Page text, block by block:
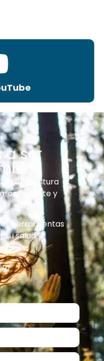
a ser
una cultura
consciente y
herramientas
salud y